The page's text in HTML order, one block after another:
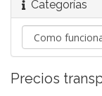
Categorías
Precios